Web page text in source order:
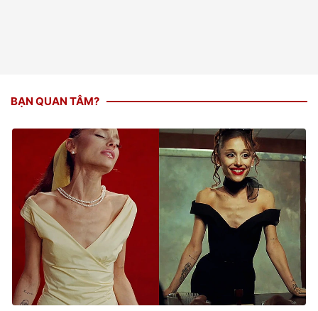
BẠN QUAN TÂM?